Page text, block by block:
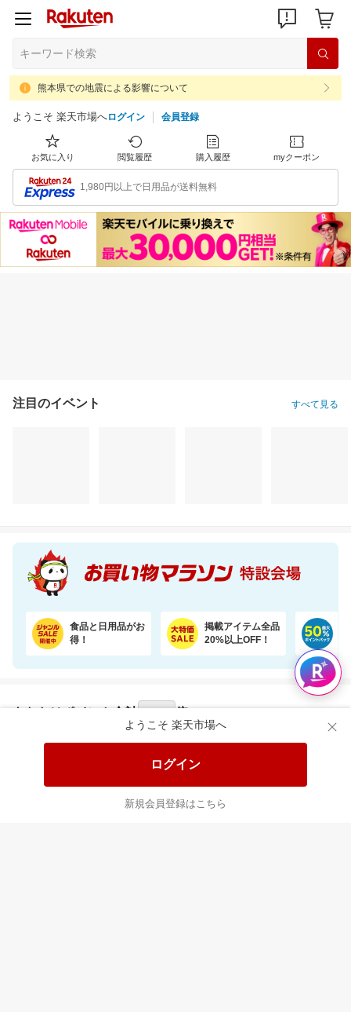
熊本県での地震による影響について
ようこそ 楽天市場へログイン 会員登録
お気に入り 閲覧履歴 購入履歴 myクーポン
1,980円以上で日用品が送料無料
ようこそ 楽天市場へ
ログイン
新規会員登録はこちら
注目のイベント すべて見る
食品と日用品がお
得！
掲載アイテム全品
20%以上OFF！
あなたはポイント 合計 倍